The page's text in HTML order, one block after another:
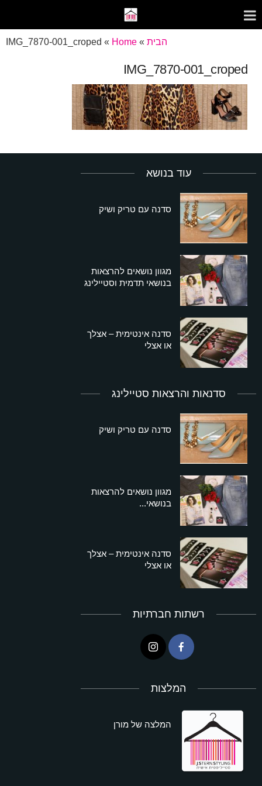
הבית »
Home
»
IMG_7870-001_croped
IMG_7870-001_croped
עוד בנושא
סדנה עם טריק ושיק
מגוון נושאים להרצאות
בנושאי תדמית וסטיילינג
סדנה אינטימית – אצלך
או אצלי
סדנאות והרצאות סטיילינג
סדנה עם טריק ושיק
מגוון נושאים להרצאות
בנושאי...
סדנה אינטימית – אצלך
או אצלי
רשתות חברתיות
המלצות
המלצה של מורן